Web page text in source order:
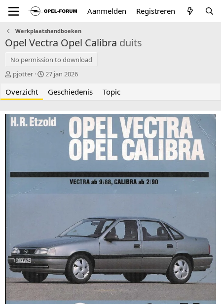
Aanmelden Registreren
Werkplaatshandboeken
Opel Vectra Opel Calibra duits
No permission to download
A
t
e
r
pjotter
C
a
i
o
e
27 jan 2026
Overzicht Geschiedenis Topic